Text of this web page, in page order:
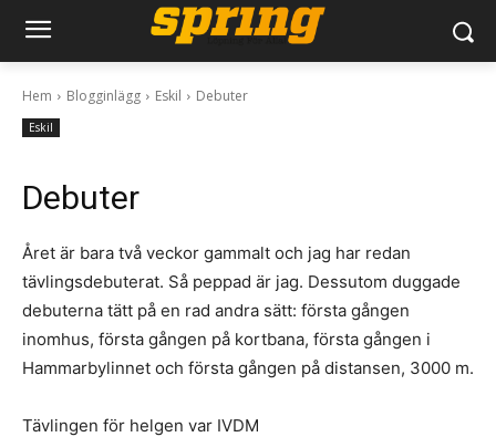
Hem Blogginlägg Eskil Debuter
Eskil
Debuter
Året är bara två veckor gammalt och jag har redan
tävlingsdebuterat. Så peppad är jag. Dessutom duggade
debuterna tätt på en rad andra sätt: första gången
inomhus, första gången på kortbana, första gången i
Hammarbylinnet och första gången på distansen, 3000 m.
Tävlingen för helgen var IVDM